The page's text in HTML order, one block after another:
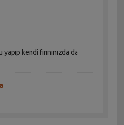
kendi fırınınızda da